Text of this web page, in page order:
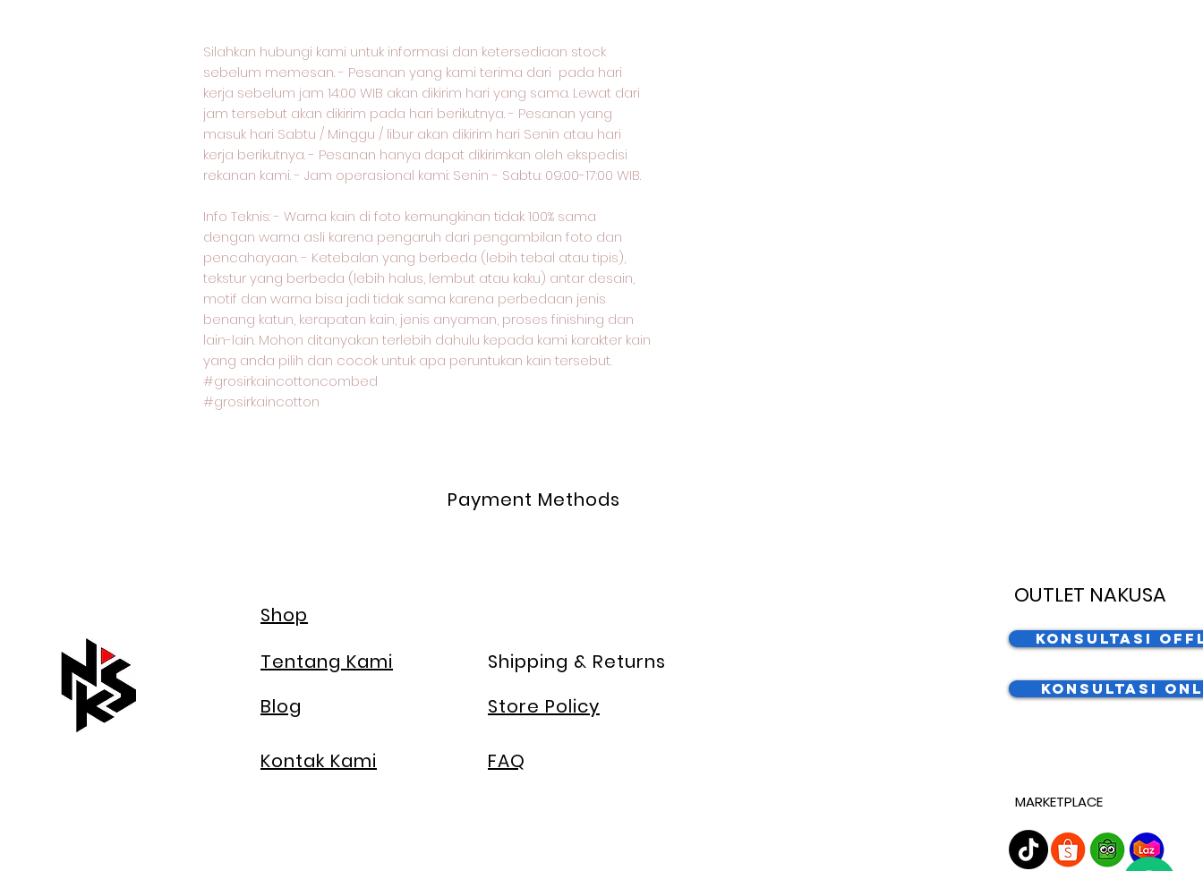
Silahkan hubungi kami untuk informasi dan ketersediaan stock
sebelum memesan. - Pesanan yang kami terima dari pada hari
kerja sebelum jam 14:00 WIB akan dikirim hari yang sama. Lewat dari
jam tersebut akan dikirim pada hari berikutnya. - Pesanan yang
masuk hari Sabtu / Minggu / libur akan dikirim hari Senin atau hari
kerja berikutnya. - Pesanan hanya dapat dikirimkan oleh ekspedisi
rekanan kami. - Jam operasional kami: Senin - Sabtu: 09:00-17:00 WIB.
Info Teknis: - Warna kain di foto kemungkinan tidak 100% sama
dengan warna asli karena pengaruh dari pengambilan foto dan
pencahayaan. - Ketebalan yang berbeda (lebih tebal atau tipis),
tekstur yang berbeda (lebih halus, lembut atau kaku) antar desain,
motif dan warna bisa jadi tidak sama karena perbedaan jenis
benang katun, kerapatan kain, jenis anyaman, proses finishing dan
lain-lain. Mohon ditanyakan terlebih dahulu kepada kami karakter kain
yang anda pilih dan cocok untuk apa peruntukan kain tersebut.
#grosirkaincottoncombed
#grosirkaincotton
Payment Methods
Shop
Tentang Kami
Blog
Kontak Kami
Shipping & Returns
Store Policy
FAQ
OUTLET NAKUSA
Konsultasi
Konsultasi
MARKETPLACE